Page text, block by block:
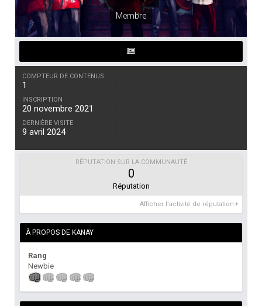
Membre
COMPTEUR DE CONTENUS
1
INSCRIPTION
20 novembre 2021
DERNIÈRE VISITE
9 avril 2024
RÉPUTATION SUR LA COMMUNAUTÉ
0
Réputation
Afficher l’activité de réputation
À PROPOS DE KANAY
Rang
Newbie